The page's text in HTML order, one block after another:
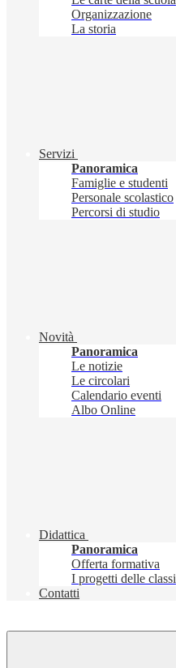
Organizzazione
La storia
Servizi
Panoramica
Famiglie e studenti
Personale scolastico
Percorsi di studio
Novità
Panoramica
Le notizie
Le circolari
Calendario eventi
Albo Online
Didattica
Panoramica
Offerta formativa
I progetti delle classi
Contatti